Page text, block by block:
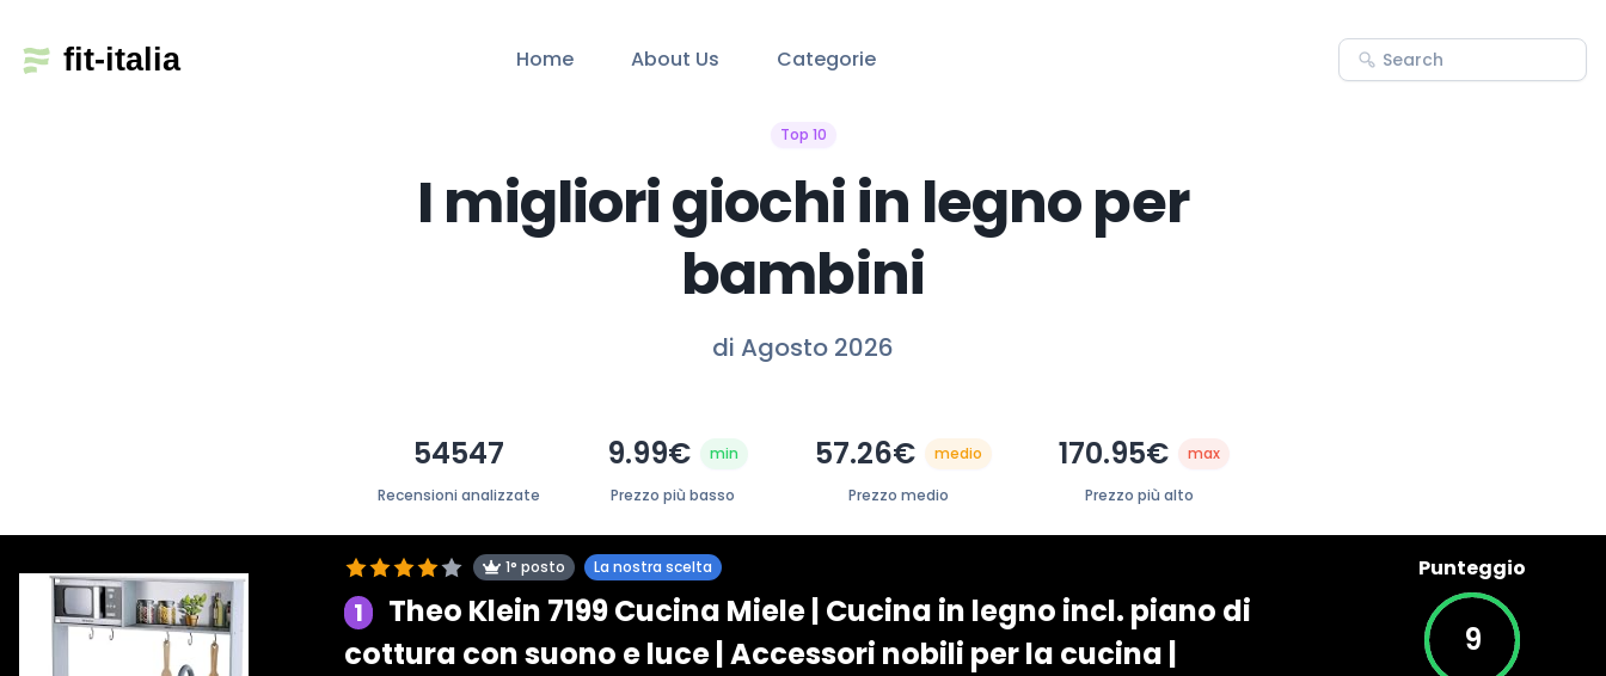
Home About Us Categorie
Top 10
I migliori giochi in legno per
bambini
di Agosto 2026
54547
Recensioni analizzate
9.99€ min
Prezzo più basso
57.26€ medio
Prezzo medio
170.95€ max
Prezzo più alto
1° posto La nostra scelta
1
Theo Klein 7199 Cucina Miele | Cucina in legno incl. piano di
cottura con suono e luce | Accessori nobili per la cucina |
Punteggio
9